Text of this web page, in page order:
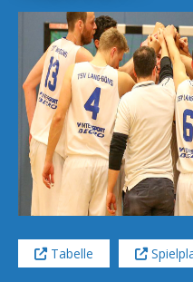
Tabelle